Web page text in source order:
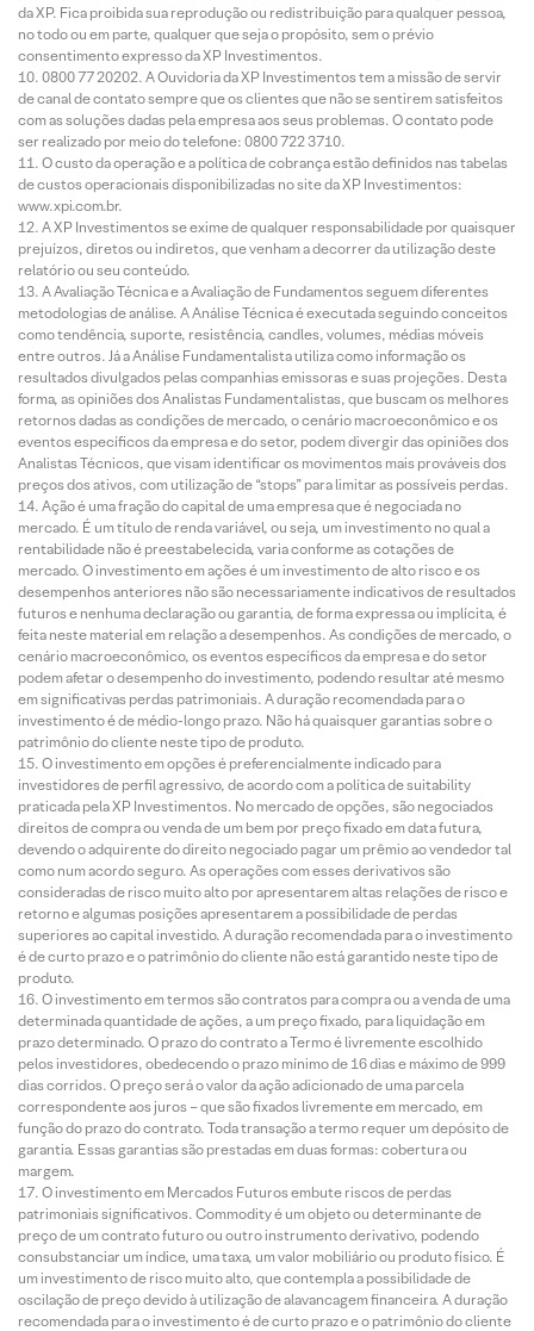
da XP. Fica proibida sua reprodução ou redistribuição para qualquer pessoa,
no todo ou em parte, qualquer que seja o propósito, sem o prévio
consentimento expresso da XP Investimentos.
0800 77 20202. A Ouvidoria da XP Investimentos tem a missão de servir
de canal de contato sempre que os clientes que não se sentirem satisfeitos
com as soluções dadas pela empresa aos seus problemas. O contato pode
ser realizado por meio do telefone: 0800 722 3710.
O custo da operação e a política de cobrança estão definidos nas tabelas
de custos operacionais disponibilizadas no site da XP Investimentos:
www.xpi.com.br.
A XP Investimentos se exime de qualquer responsabilidade por quaisquer
prejuízos, diretos ou indiretos, que venham a decorrer da utilização deste
relatório ou seu conteúdo.
A Avaliação Técnica e a Avaliação de Fundamentos seguem diferentes
metodologias de análise. A Análise Técnica é executada seguindo conceitos
como tendência, suporte, resistência, candles, volumes, médias móveis
entre outros. Já a Análise Fundamentalista utiliza como informação os
resultados divulgados pelas companhias emissoras e suas projeções. Desta
forma, as opiniões dos Analistas Fundamentalistas, que buscam os melhores
retornos dadas as condições de mercado, o cenário macroeconômico e os
eventos específicos da empresa e do setor, podem divergir das opiniões dos
Analistas Técnicos, que visam identificar os movimentos mais prováveis dos
preços dos ativos, com utilização de “stops” para limitar as possíveis perdas.
Ação é uma fração do capital de uma empresa que é negociada no
mercado. É um título de renda variável, ou seja, um investimento no qual a
rentabilidade não é preestabelecida, varia conforme as cotações de
mercado. O investimento em ações é um investimento de alto risco e os
desempenhos anteriores não são necessariamente indicativos de resultados
futuros e nenhuma declaração ou garantia, de forma expressa ou implícita, é
feita neste material em relação a desempenhos. As condições de mercado, o
cenário macroeconômico, os eventos específicos da empresa e do setor
podem afetar o desempenho do investimento, podendo resultar até mesmo
em significativas perdas patrimoniais. A duração recomendada para o
investimento é de médio-longo prazo. Não há quaisquer garantias sobre o
patrimônio do cliente neste tipo de produto.
O investimento em opções é preferencialmente indicado para
investidores de perfil agressivo, de acordo com a política de suitability
praticada pela XP Investimentos. No mercado de opções, são negociados
direitos de compra ou venda de um bem por preço fixado em data futura,
devendo o adquirente do direito negociado pagar um prêmio ao vendedor tal
como num acordo seguro. As operações com esses derivativos são
consideradas de risco muito alto por apresentarem altas relações de risco e
retorno e algumas posições apresentarem a possibilidade de perdas
superiores ao capital investido. A duração recomendada para o investimento
é de curto prazo e o patrimônio do cliente não está garantido neste tipo de
produto.
O investimento em termos são contratos para compra ou a venda de uma
determinada quantidade de ações, a um preço fixado, para liquidação em
prazo determinado. O prazo do contrato a Termo é livremente escolhido
pelos investidores, obedecendo o prazo mínimo de 16 dias e máximo de 999
dias corridos. O preço será o valor da ação adicionado de uma parcela
correspondente aos juros – que são fixados livremente em mercado, em
função do prazo do contrato. Toda transação a termo requer um depósito de
garantia. Essas garantias são prestadas em duas formas: cobertura ou
margem.
O investimento em Mercados Futuros embute riscos de perdas
patrimoniais significativos. Commodity é um objeto ou determinante de
preço de um contrato futuro ou outro instrumento derivativo, podendo
consubstanciar um índice, uma taxa, um valor mobiliário ou produto físico. É
um investimento de risco muito alto, que contempla a possibilidade de
oscilação de preço devido à utilização de alavancagem financeira. A duração
recomendada para o investimento é de curto prazo e o patrimônio do cliente